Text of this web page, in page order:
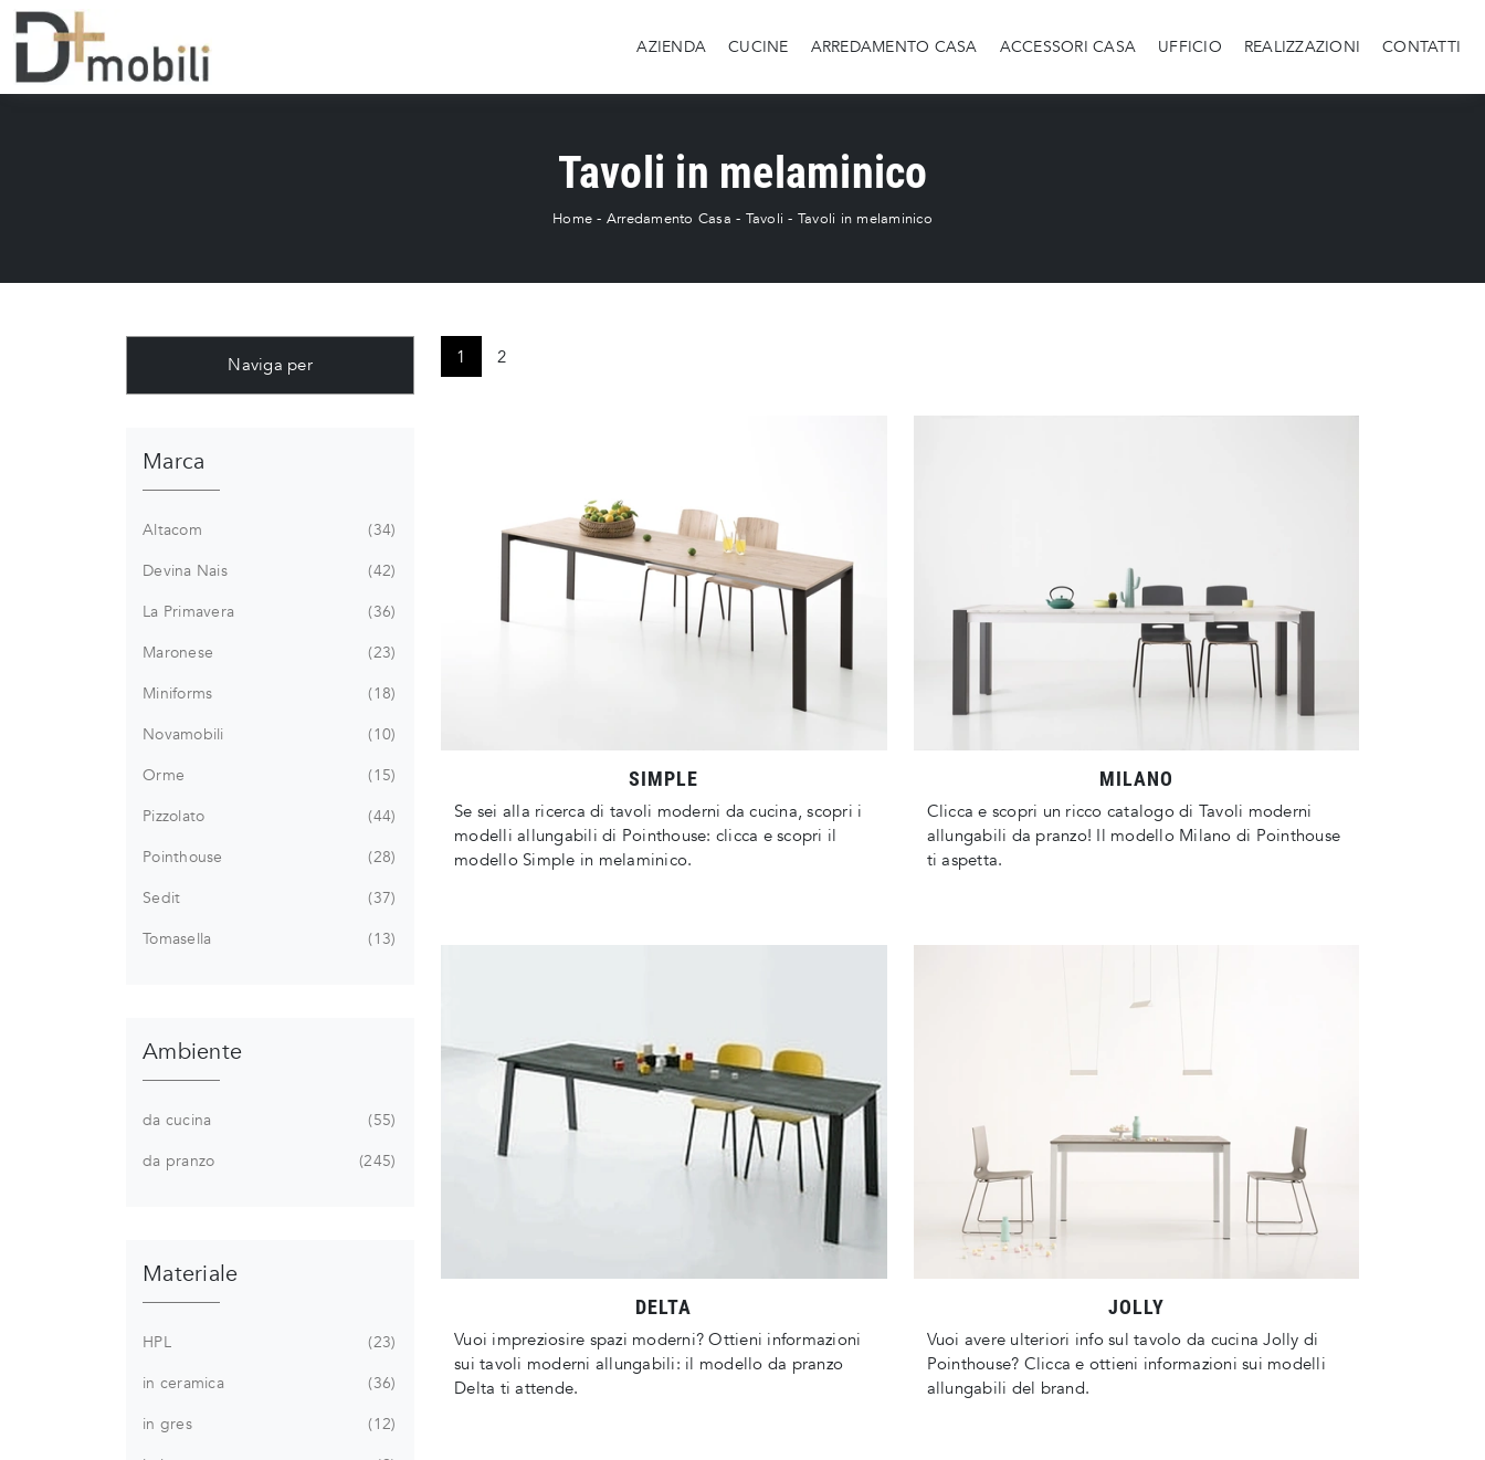
AZIENDA CUCINE ARREDAMENTO CASA ACCESSORI CASA UFFICIO REALIZZAZIONI CONTATTI
Tavoli in melaminico
Home - Arredamento Casa - Tavoli - Tavoli in melaminico
1 2
SIMPLE
Se sei alla ricerca di tavoli moderni da cucina, scopri i
modelli allungabili di Pointhouse: clicca e scopri il
modello Simple in melaminico.
MILANO
Clicca e scopri un ricco catalogo di Tavoli moderni
allungabili da pranzo! Il modello Milano di Pointhouse
ti aspetta.
DELTA
Vuoi impreziosire spazi moderni? Ottieni informazioni
sui tavoli moderni allungabili: il modello da pranzo
Delta ti attende.
JOLLY
Vuoi avere ulteriori info sul tavolo da cucina Jolly di
Pointhouse? Clicca e ottieni informazioni sui modelli
allungabili del brand.
Naviga per
Marca
Altacom
34
Devina Nais
42
La Primavera
36
Maronese
23
Miniforms
18
Novamobili
10
Orme
15
Pizzolato
44
Pointhouse
28
Sedit
37
Tomasella
13
Ambiente
da cucina
55
da pranzo
245
Materiale
HPL
23
in ceramica
36
in gres
12